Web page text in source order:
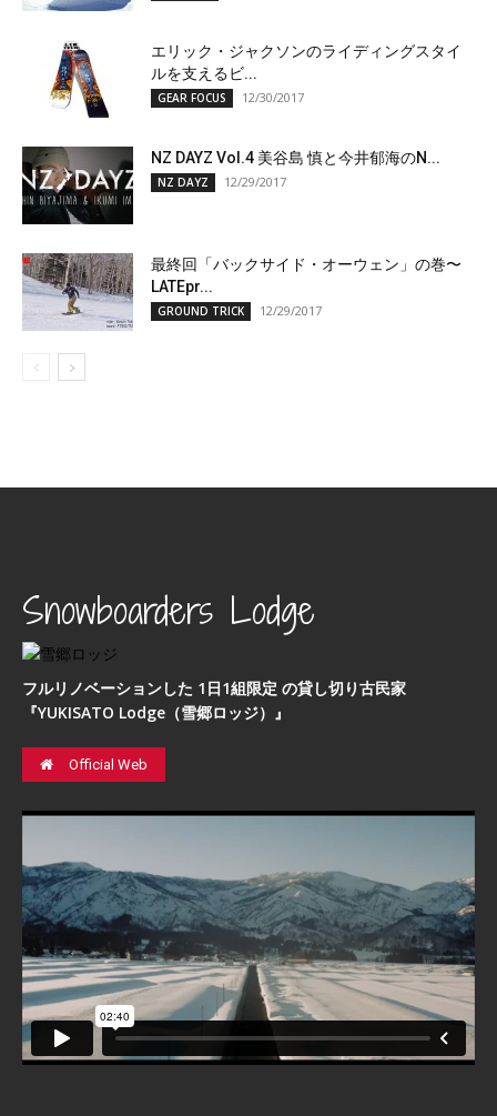
エリック・ジャクソンのライディングスタイ
ルを支えるビ...
GEAR FOCUS 12/30/2017
NZ DAYZ Vol.4 美谷島 慎と今井郁海のN...
NZ DAYZ 12/29/2017
最終回「バックサイド・オーウェン」の巻〜
LATEpr...
GROUND TRICK 12/29/2017
Snowboarders Lodge
フルリノベーションした 1日1組限定 の貸し切り古民家
『YUKISATO Lodge（雪郷ロッジ）』
Official Web